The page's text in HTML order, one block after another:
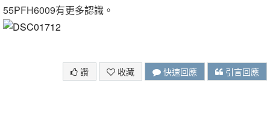
55PFH6009有更多認識。
讚 收藏 快速回應 引言回應